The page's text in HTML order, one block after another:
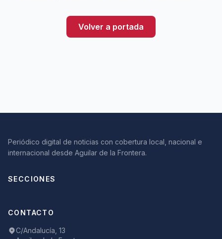
Volver a portada
Periódico digital de noticias con cobertura local, nacional e
internacional desde Aguilar de la Frontera.
SECCIONES
CONTACTO
C/Andalucía, 13